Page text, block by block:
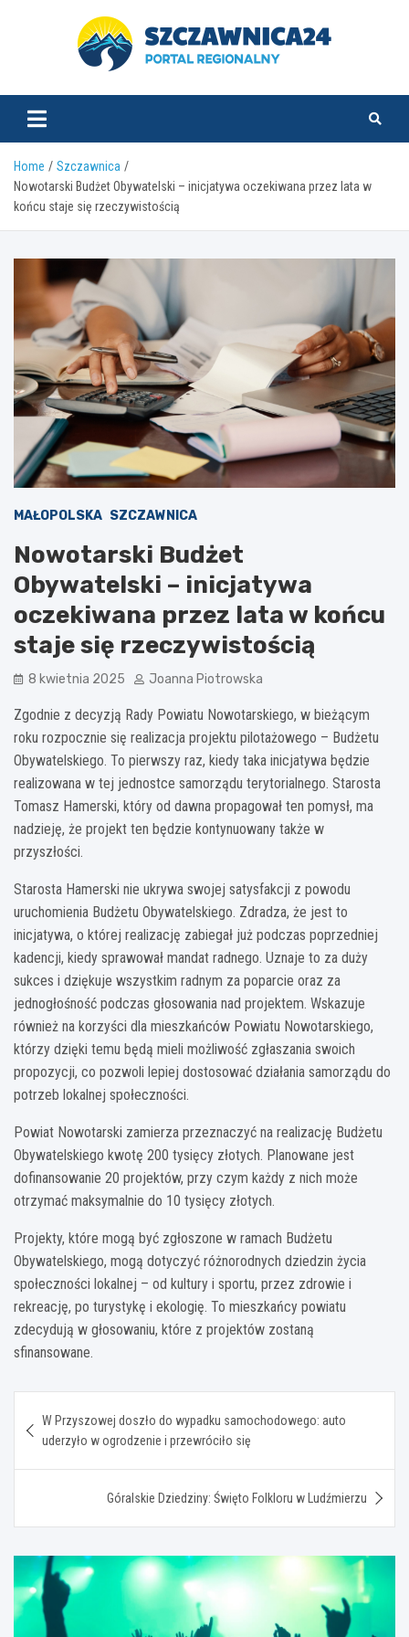
szczawnica24.pl
Home
Szczawnica
Nowotarski Budżet Obywatelski – inicjatywa oczekiwana przez lata w
końcu staje się rzeczywistością
MAŁOPOLSKA SZCZAWNICA
Nowotarski Budżet
Obywatelski – inicjatywa
oczekiwana przez lata w końcu
staje się rzeczywistością
8 kwietnia 2025 Joanna Piotrowska
Zgodnie z decyzją Rady Powiatu Nowotarskiego, w bieżącym
roku rozpocznie się realizacja projektu pilotażowego – Budżetu
Obywatelskiego. To pierwszy raz, kiedy taka inicjatywa będzie
realizowana w tej jednostce samorządu terytorialnego. Starosta
Tomasz Hamerski, który od dawna propagował ten pomysł, ma
nadzieję, że projekt ten będzie kontynuowany także w
przyszłości.
Starosta Hamerski nie ukrywa swojej satysfakcji z powodu
uruchomienia Budżetu Obywatelskiego. Zdradza, że jest to
inicjatywa, o której realizację zabiegał już podczas poprzedniej
kadencji, kiedy sprawował mandat radnego. Uznaje to za duży
sukces i dziękuje wszystkim radnym za poparcie oraz za
jednogłośność podczas głosowania nad projektem. Wskazuje
również na korzyści dla mieszkańców Powiatu Nowotarskiego,
którzy dzięki temu będą mieli możliwość zgłaszania swoich
propozycji, co pozwoli lepiej dostosować działania samorządu do
potrzeb lokalnej społeczności.
Powiat Nowotarski zamierza przeznaczyć na realizację Budżetu
Obywatelskiego kwotę 200 tysięcy złotych. Planowane jest
dofinansowanie 20 projektów, przy czym każdy z nich może
otrzymać maksymalnie do 10 tysięcy złotych.
Projekty, które mogą być zgłoszone w ramach Budżetu
Obywatelskiego, mogą dotyczyć różnorodnych dziedzin życia
społeczności lokalnej – od kultury i sportu, przez zdrowie i
rekreację, po turystykę i ekologię. To mieszkańcy powiatu
zdecydują w głosowaniu, które z projektów zostaną
sfinansowane.
wpisu
W Przyszowej doszło do wypadku samochodowego: auto
uderzyło w ogrodzenie i przewróciło się
Góralskie Dziedziny: Święto Folkloru w Ludźmierzu